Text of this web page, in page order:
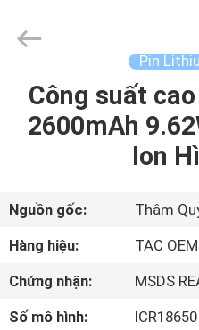
TRANG
CHỦ
SẢN
PHẨM
Guang
Technology
Pin
Công suất
2600mAh
Ion
Nguồn gốc:
Thâm
Hàng hiệu:
TAC
Chứng nhận:
MSDS
Số mô hình: